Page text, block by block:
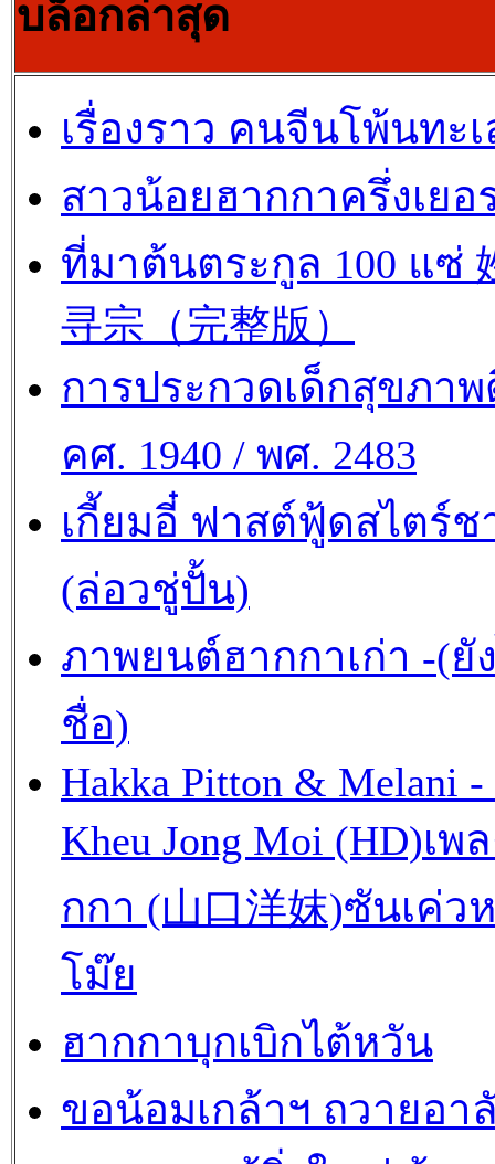
บล็อกล่าสุด
เรื่องราว คนจีนโพ้นทะ
สาวน้อยฮากกาครึ่งเยอ
ที่มาต้นตระกูล 100 แซ่
寻宗（完整版）
การประกวดเด็กสุขภา
คศ. 1940 / พศ. 2483
เกี้ยมอี๋ ฟาสต์ฟู้ดสไตร์ช
(ล่อวชู่ปั้น)
ภาพยนต์ฮากกาเก่า -(ยั
ชื่อ)
Hakka Pitton & Melani -
Kheu Jong Moi (HD)เพ
กกา (山口洋妺)ซันเค่ว
โม๊ย
ฮากกาบุกเบิกไต้หวัน
ขอน้อมเกล้าฯ ถวายอา